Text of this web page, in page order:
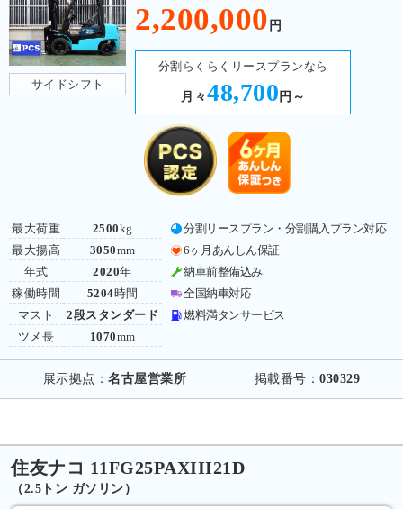
サイドシフト
2,200,000 円
分割らくらくリースプランなら
月々48,700 円～
最大荷重
最大揚高
年式
稼働時間
マスト
ツメ長
2500kg
3050mm
2020年
5204時間
2段スタンダード
1070mm
分割リースプラン・分割購入プラン対応
6ヶ月あんしん保証
納車前整備込み
全国納車対応
燃料満タンサービス
展示拠点：名古屋営業所 掲載番号：030329
住友ナコ 11FG25PAXIII21D
（2.5トン ガソリン）